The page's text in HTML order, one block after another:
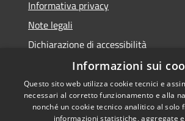
Informativa privacy
Note legali
Dichiarazione di accessibilità
Informazioni sui
Questo sito web utilizza cookie tecnici e
necessari al corretto funzionamento e alla
nonché un cookie tecnico analitico al solo
informazioni statistiche, aggregate